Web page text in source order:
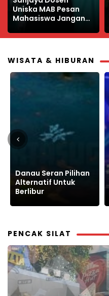
AL Hikmah Lampung
Wisuda 340 Sarjana
WISATA & HIBURAN
Gilga Sahid Buat
Ambyar Ribuan
Warga Surabaya di
PENCAK SILAT